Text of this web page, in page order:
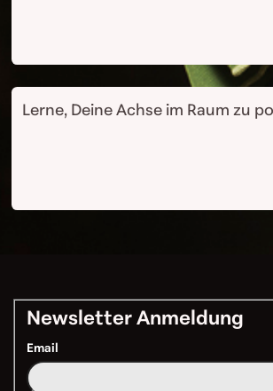
Lerne, Deine Achse im Raum zu
Newsletter Anmeldung
Email